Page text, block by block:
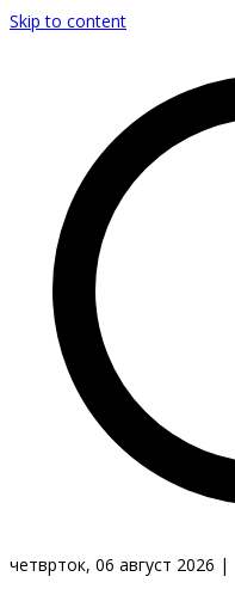
Skip to content
четврток, 06 август 2026 |